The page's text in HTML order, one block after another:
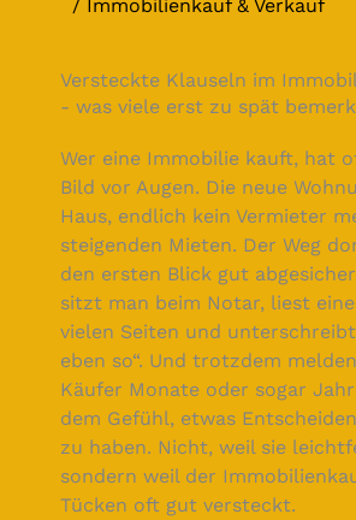
Immobilienkauf & Verkauf
Versteckte Klauseln im
- was viele erst zu spät
Wer eine Immobilie kauft, hat
Bild vor Augen. Die neue
Haus, endlich kein Vermieter
steigenden Mieten. Der Weg
den ersten Blick gut
sitzt man beim Notar, liest
vielen Seiten und
eben so“. Und trotzdem
Käufer Monate oder sogar
dem Gefühl, etwas
zu haben. Nicht, weil sie
sondern weil der
Tücken oft gut versteckt.